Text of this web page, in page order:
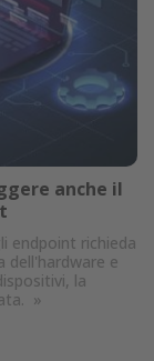
anche il
endpoint richieda
dell'hardware e
la
»